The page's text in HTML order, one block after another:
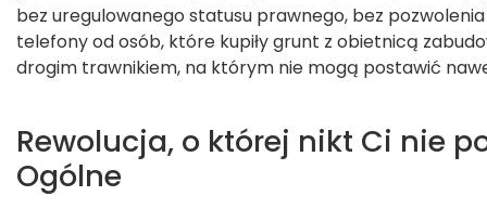
bez uregulowanego statusu prawnego, bez
telefony od osób, które kupiły grunt z obietnicą
drogim trawnikiem, na którym nie mogą postawić
Rewolucja, o której nikt Ci nie
Ogólne